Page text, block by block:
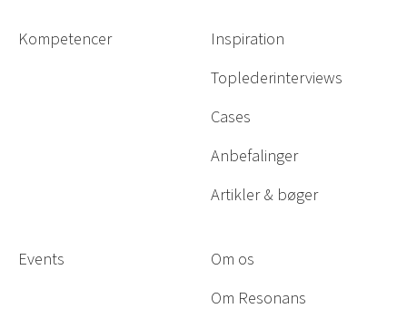
Kompetencer
Inspiration
Toplederinterviews
Cases
Anbefalinger
Artikler & bøger
Events
Om os
Om Resonans